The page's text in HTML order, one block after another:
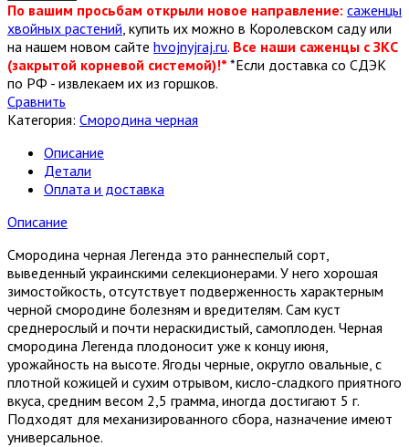
По вашим просьбам открыли новое направление: саженцы
хвойных растений, купить их можно в Королевском саду или
на нашем новом сайте hvojnyjraj.ru. Все наши саженцы с ЗКС
(закрытой корневой системой)!* *Если доставка со СДЭК
по РФ - извлекаем их из горшков.
Сравнить
Категория: Смородина черная
Описание
Детали
Оплата и доставка
Описание
Смородина черная Легенда это раннеспелый сорт,
выведенный украинскими селекционерами. У него хорошая
зимостойкость, отсутствует подверженность характерным
черной смородине болезням и вредителям. Сам куст
среднерослый и почти нераскидистый, самоплоден. Черная
смородина Легенда плодоносит уже к концу июня,
урожайность на высоте. Ягоды черные, округло овальные, с
плотной кожицей и сухим отрывом, кисло-сладкого приятного
вкуса, средним весом 2,5 грамма, иногда достигают 5 г.
Подходят для механизированного сбора, назначение имеют
универсальное.